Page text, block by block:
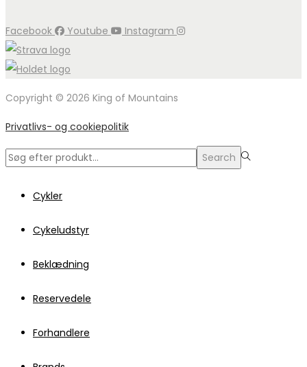
Facebook Youtube Instagram
Copyright © 2026 King of Mountains
Privatlivs- og cookiepolitik
Search
Search
Cykler
Cykeludstyr
Beklædning
Reservedele
Forhandlere